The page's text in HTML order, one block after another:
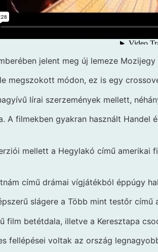
jelent meg új lemeze
megszokott módon, ez is egy
lírai szerzemények mellett,
A filmekben gyakran használt Handel
mellett a Hegylakó című amerikai
című drámai vígjátékból éppúgy
slágere a Több mint testőr
film betétdala, illetve a Keresztapa
fellépései voltak az ország